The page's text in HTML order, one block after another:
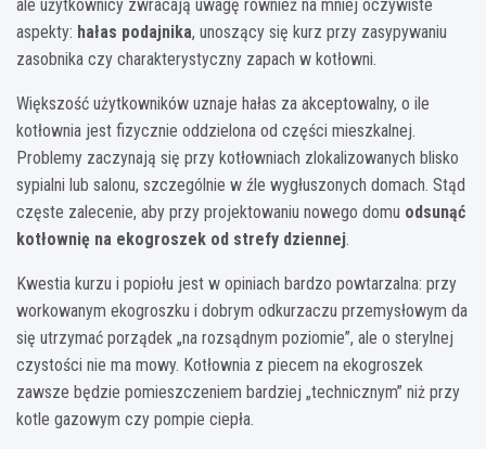
ale użytkownicy zwracają uwagę również na mniej oczywiste
aspekty: hałas podajnika, unoszący się kurz przy zasypywaniu
zasobnika czy charakterystyczny zapach w kotłowni.
Większość użytkowników uznaje hałas za akceptowalny, o ile
kotłownia jest fizycznie oddzielona od części mieszkalnej.
Problemy zaczynają się przy kotłowniach zlokalizowanych blisko
sypialni lub salonu, szczególnie w źle wygłuszonych domach. Stąd
częste zalecenie, aby przy projektowaniu nowego domu odsunąć
kotłownię na ekogroszek od strefy dziennej.
Kwestia kurzu i popiołu jest w opiniach bardzo powtarzalna: przy
workowanym ekogroszku i dobrym odkurzaczu przemysłowym da
się utrzymać porządek „na rozsądnym poziomie”, ale o sterylnej
czystości nie ma mowy. Kotłownia z piecem na ekogroszek
zawsze będzie pomieszczeniem bardziej „technicznym” niż przy
kotle gazowym czy pompie ciepła.